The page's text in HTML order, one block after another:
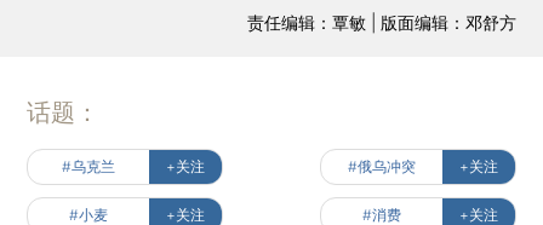
责任编辑：覃敏 | 版面编辑：邓舒方
话题：
#乌克兰 +关注 #俄乌冲突 +关注
#小麦 +关注 #消费 +关注